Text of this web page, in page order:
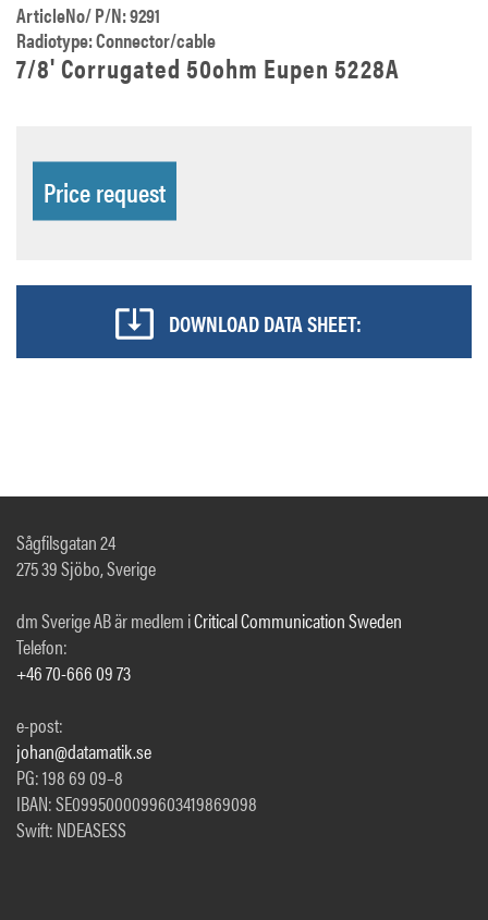
ArticleNo/ P/N: 9291
Radiotype: Connector/cable
7/8' Corrugated 50ohm Eupen 5228A
Price request
DOWNLOAD DATA SHEET:
Sågfilsgatan 24
275 39 Sjöbo, Sverige
dm Sverige AB är medlem iCritical Communication Sweden
Telefon:
+46 70-666 09 73
e-post:
johan@datamatik.se
PG: 198 69 09–8
IBAN: SE0995000099603419869098
Swift: NDEASESS